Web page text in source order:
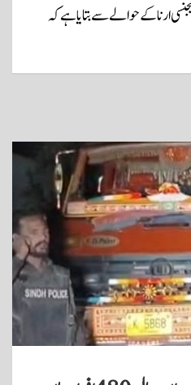
ارنا کے حوالے سے بتایا ہے کہ